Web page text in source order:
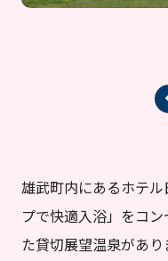
雄武町内にあるホテ
プで快適入浴」をコ
た貸切展望温泉があ